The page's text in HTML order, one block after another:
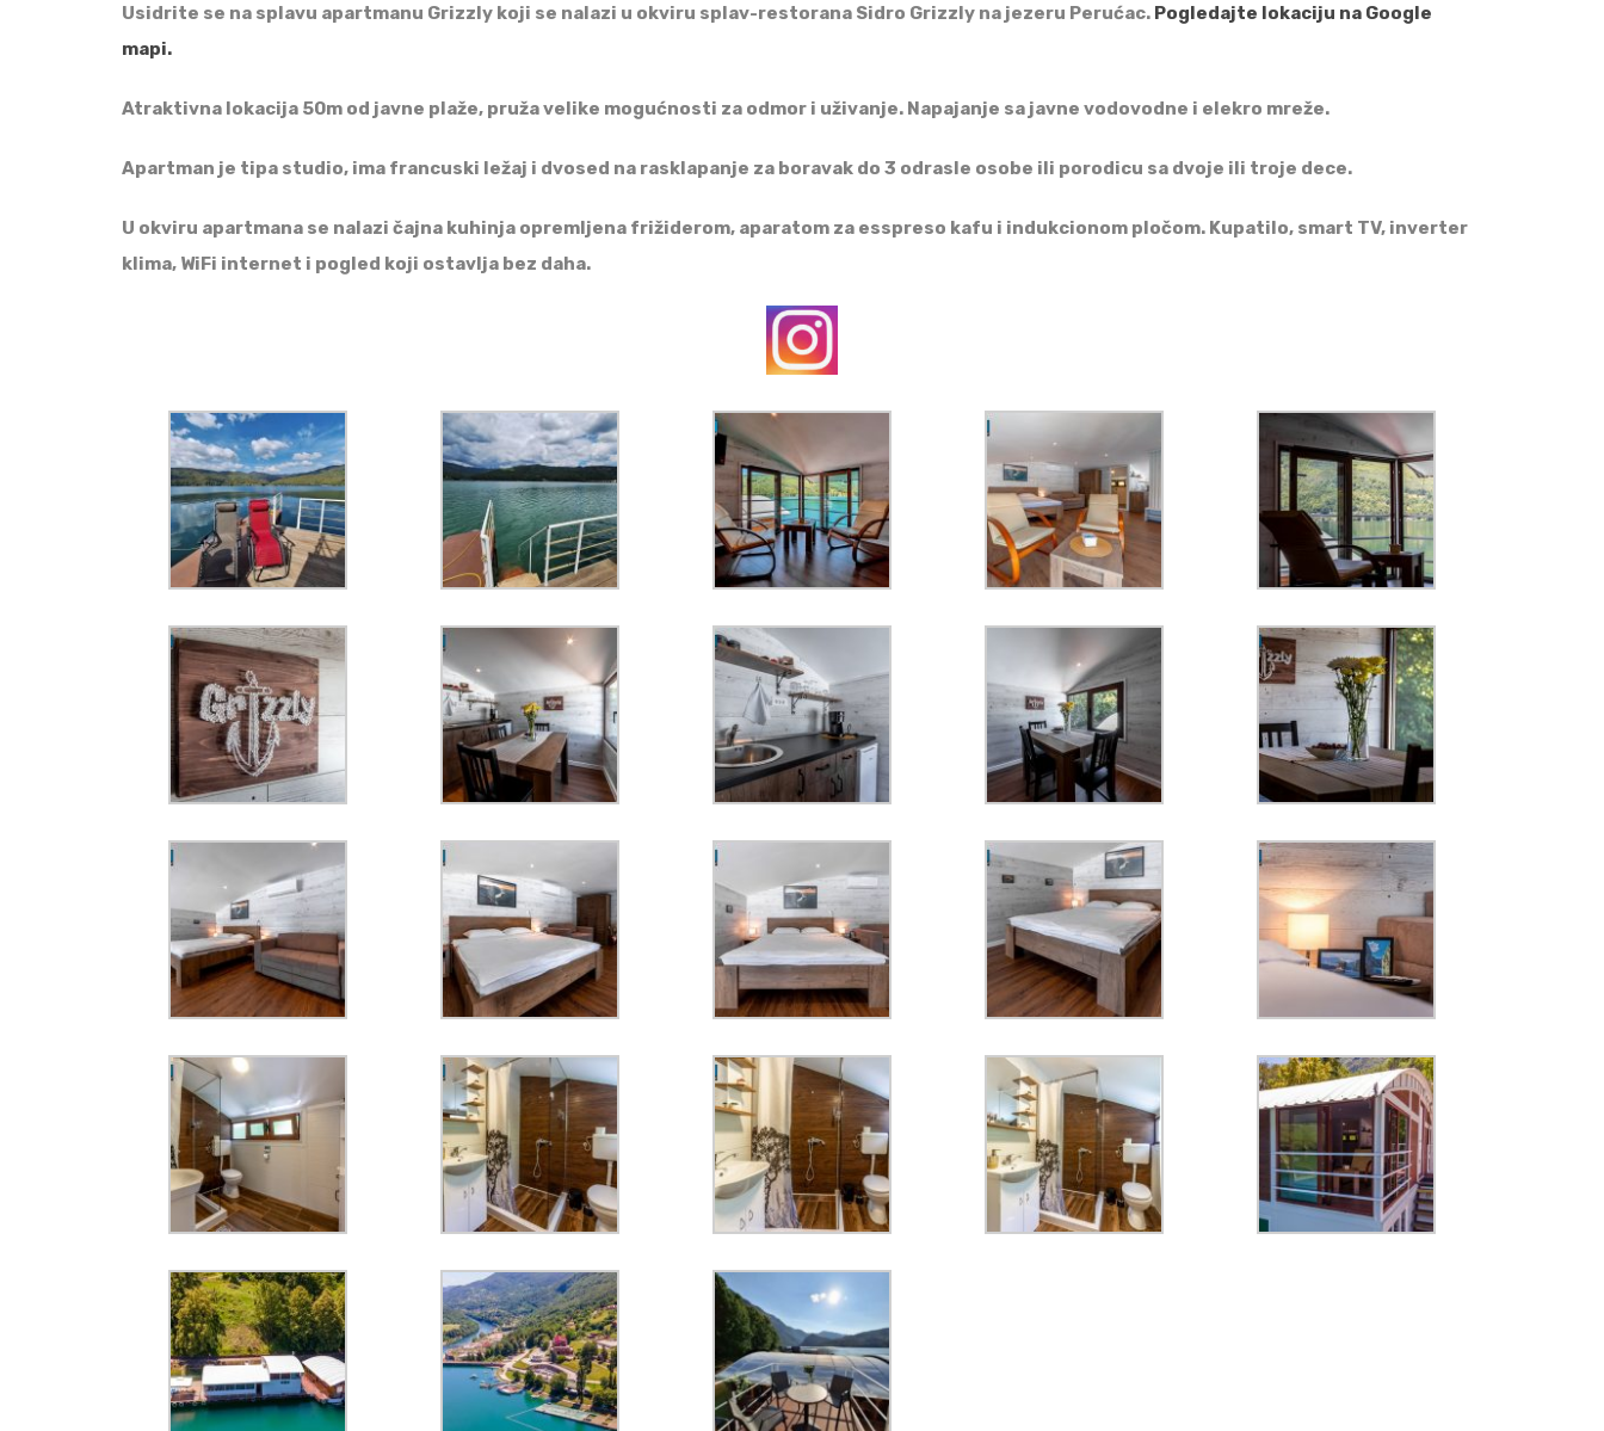
Usidrite se na splavu apartmanu Grizzly koji se nalazi u okviru splav-restorana Sidro Grizzly na jezeru Perućac. Pogledajte lokaciju na Google
mapi.
Atraktivna lokacija 50m od javne plaže, pruža velike mogućnosti za odmor i uživanje. Napajanje sa javne vodovodne i elekro mreže.
Apartman je tipa studio, ima francuski ležaj i dvosed na rasklapanje za boravak do 3 odrasle osobe ili porodicu sa dvoje ili troje dece.
U okviru apartmana se nalazi čajna kuhinja opremljena frižiderom, aparatom za esspreso kafu i indukcionom pločom. Kupatilo, smart TV, inverter
klima, WiFi internet i pogled koji ostavlja bez daha.